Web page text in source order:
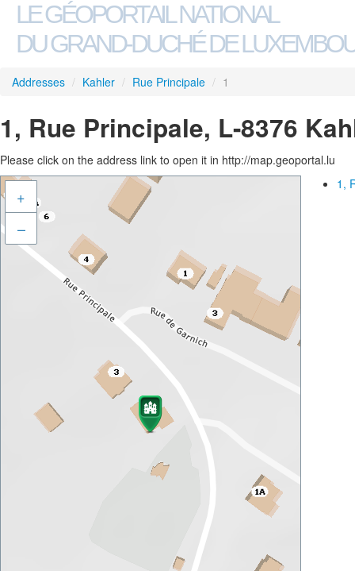
LE GÉOPORTAIL NATIONAL
DU GRAND-DUCHÉ DE
Addresses / Kahler / Rue Principale / 1
1, Rue Principale, L-8376
Please click on the address link to open it in http://map.geoportal.lu
+
–
1,